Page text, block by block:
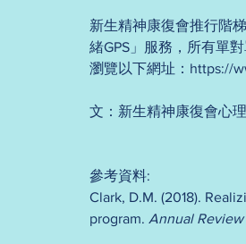
新生精神康復會推行階
緒GPS」服務，所有單
瀏覽以下網址：https://
文：新生精神康復會心
參考資料:
Clark, D.M. (2018).
program. Annual